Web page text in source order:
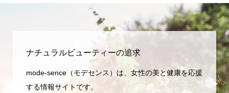
ナチュラルビューティーの追求
mode-sence（モデセンス）は、女性の美と健康を応援
する情報サイトです。